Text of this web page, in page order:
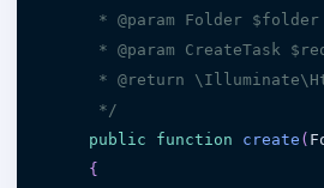
     * @param Folder $folder
* @param CreateTask
* @return
     */
public
function create (
{